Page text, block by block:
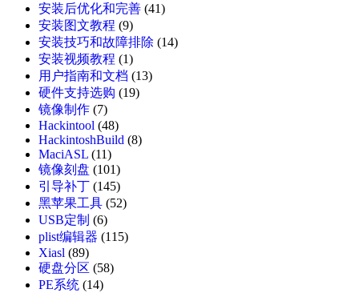
安装后优化和完善 (41)
安装图文教程 (9)
安装技巧和故障排除 (14)
安装视频教程 (1)
用户指南和文档 (13)
硬件支持选购 (19)
镜像制作 (7)
Hackintool (48)
HackintoshBuild (8)
MaciASL (11)
镜像刻盘 (101)
引导补丁 (145)
黑苹果工具 (52)
USB定制 (6)
plist编辑器 (115)
Xiasl (89)
硬盘分区 (58)
PE系统 (14)